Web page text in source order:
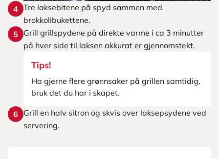
4 Tre laksebitene på spyd sammen med
brokkolibukettene.
5
Grill grillspydene på direkte varme i ca 3 minutter
på hver side til laksen akkurat er gjennomstekt.
Tips!
Ha gjerne flere grønnsaker på grillen samtidig,
bruk det du har i skapet.
6
Grill en halv sitron og skvis over laksepsydene ved
servering.